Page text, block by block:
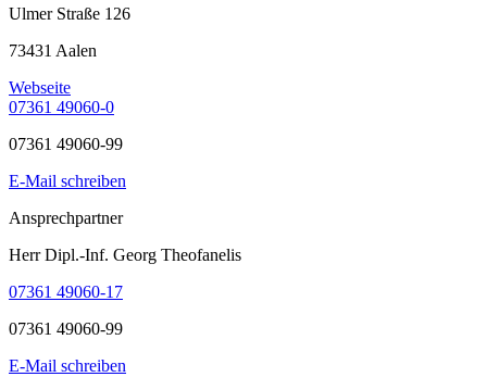
Ulmer Straße 126
73431 Aalen
Webseite
07361 49060-0
07361 49060-99
E-Mail schreiben
Ansprechpartner
Herr Dipl.-Inf. Georg Theofanelis
07361 49060-17
07361 49060-99
E-Mail schreiben